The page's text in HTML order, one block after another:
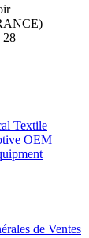
28
Textile
OEM
de Ventes